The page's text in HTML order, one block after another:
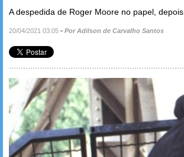
A despedida de Roger Moore no papel,
20/04/2021 03:05 • Por Adilson de Carvalho Santos